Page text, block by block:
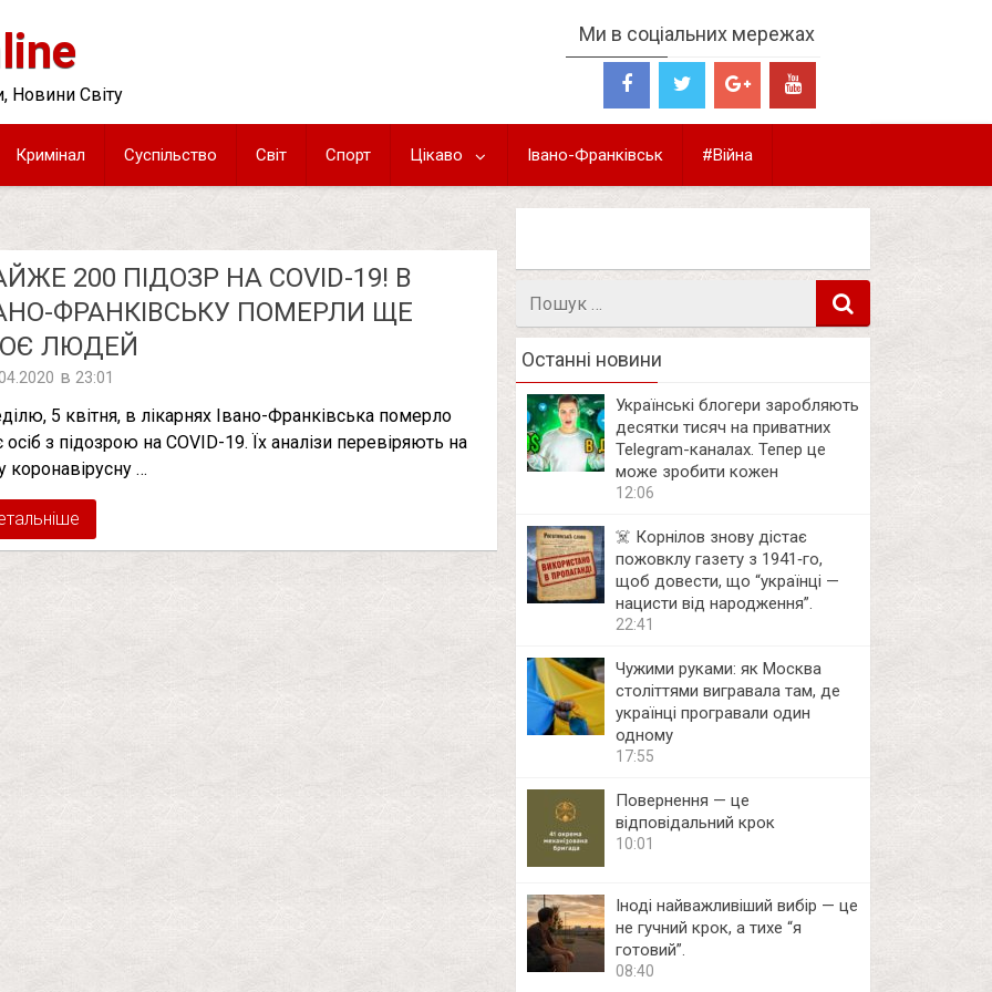
Новини Світу
Ми в соціальних мережах
Кримінал Суспільство Світ Спорт Цікаво Івано-Франківськ #Війна
200 ПІДОЗР НА COVID-19! В
ФРАНКІВСЬКУ ПОМЕРЛИ ЩЕ
ЛЮДЕЙ
в 23:01
5 квітня, в лікарнях Івано-Франківська померло
осіб з підозрою на COVID-19. Їх аналізи перевіряють на
коронавірусну …
Останні новини
Українські блогери заробляють
десятки тисяч на приватних
Telegram-каналах. Тепер це
може зробити кожен
12:06
☠️ Корнілов знову дістає
пожовклу газету з 1941‑го,
щоб довести, що “українці —
нацисти від народження”.
22:41
Чужими руками: як Москва
століттями вигравала там, де
українці програвали один
одному
17:55
Повернення — це
відповідальний крок
10:01
Іноді найважливіший вибір — це
не гучний крок, а тихе “я
готовий”.
08:40